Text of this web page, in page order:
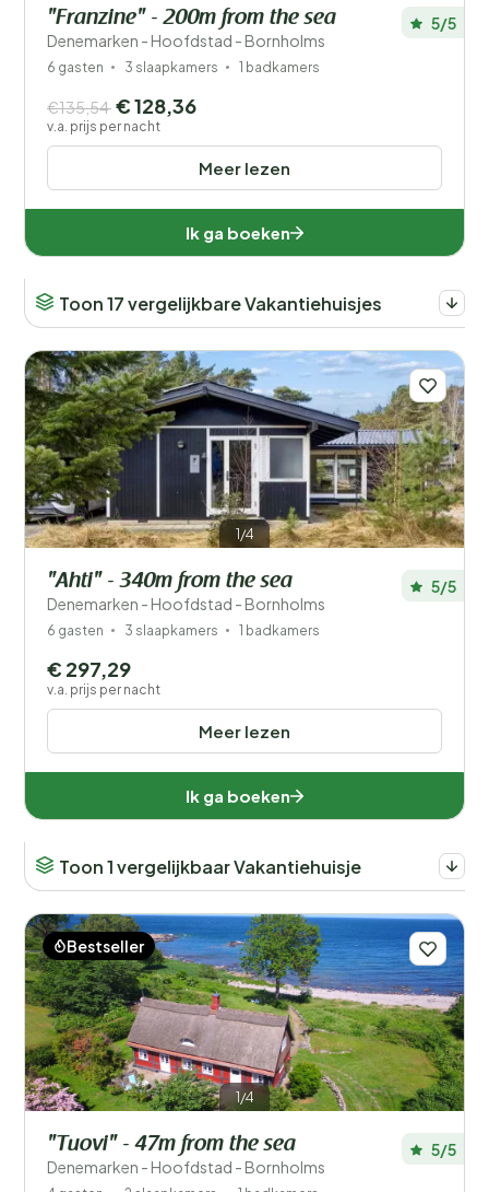
"Franzine" - 200m from the sea
Denemarken - Hoofdstad - Bornholms
5/5
6 gasten 3 slaapkamers 1 badkamers
Meer lezen
€135,54 € 128,36
v.a. prijs per nacht
Ik ga boeken
Toon 17 vergelijkbare Vakantiehuisjes
1/4
"Ahti" - 340m from the sea
Denemarken - Hoofdstad - Bornholms
5/5
6 gasten 3 slaapkamers 1 badkamers
Meer lezen
€ 297,29
v.a. prijs per nacht
Ik ga boeken
Toon 1 vergelijkbaar Vakantiehuisje
1/4
Bestseller
"Tuovi" - 47m from the sea
Denemarken - Hoofdstad - Bornholms
5/5